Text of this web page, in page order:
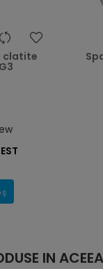
heart
clatite
IN